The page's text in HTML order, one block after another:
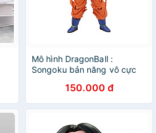
Mô hình DragonBall :
Songoku bản năng vô cực
150.000 đ